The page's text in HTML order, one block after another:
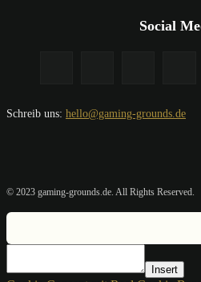
Social
Schreib uns: hello@gaming-grounds.de
© 2023 gaming-grounds.de. All Rights Reserved.
Insert